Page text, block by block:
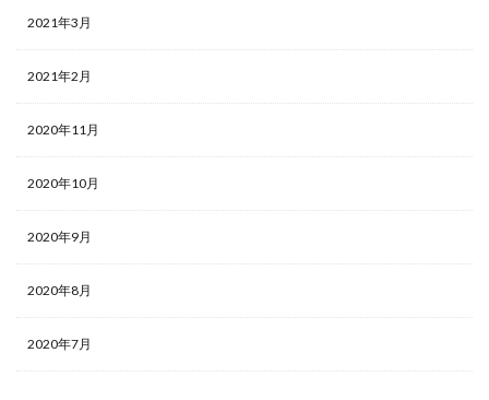
2021年3月
2021年2月
2020年11月
2020年10月
2020年9月
2020年8月
2020年7月